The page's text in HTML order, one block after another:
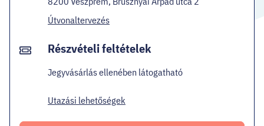
Útvonaltervezés
Részvételi feltételek
Jegyvásárlás ellenében látogatható
Utazási lehetőségek